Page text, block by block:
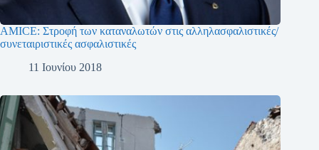
AMICE: Στροφή των καταναλωτών στις αλληλασφαλιστικές/
συνεταιριστικές ασφαλιστικές
11 Ιουνίου 2018